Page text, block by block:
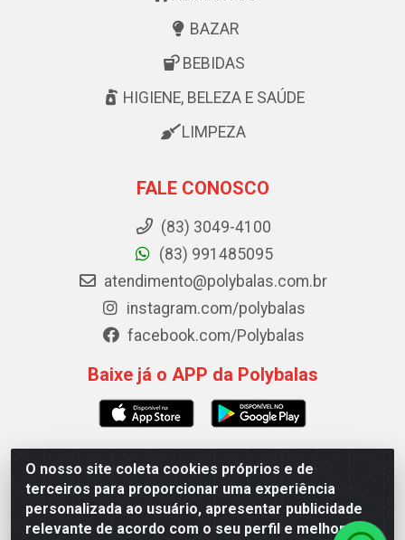
O nosso site coleta cookies próprios e de
terceiros para proporcionar uma experiência
personalizada ao usuário, apresentar publicidade
relevante de acordo com o seu perfil e melhorar a
BAZAR
BEBIDAS
HIGIENE, BELEZA E SAÚDE
LIMPEZA
FALE CONOSCO
(83) 3049-4100
(83) 991485095
atendimento@polybalas.com.br
instagram.com/polybalas
facebook.com/Polybalas
Baixe já o APP da Polybalas
Polybalas - Rua João Miguel de Souza, 173 Galpão B -
Ernesto Geisel, João Pessoa/PB - CEP 58.075-075 - CNPJ
00.909.327/0002-61